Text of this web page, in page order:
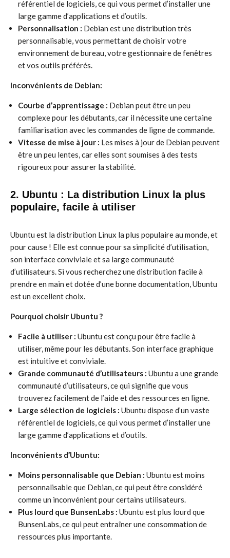
référentiel de logiciels, ce qui vous permet d’installer une
large gamme d’applications et d’outils.
Personnalisation : Debian est une distribution très
personnalisable, vous permettant de choisir votre
environnement de bureau, votre gestionnaire de fenêtres
et vos outils préférés.
Inconvénients de Debian:
Courbe d’apprentissage : Debian peut être un peu
complexe pour les débutants, car il nécessite une certaine
familiarisation avec les commandes de ligne de commande.
Vitesse de mise à jour : Les mises à jour de Debian peuvent
être un peu lentes, car elles sont soumises à des tests
rigoureux pour assurer la stabilité.
2. Ubuntu : La distribution Linux la plus
populaire, facile à utiliser
Ubuntu est la distribution Linux la plus populaire au monde, et
pour cause ! Elle est connue pour sa simplicité d’utilisation,
son interface conviviale et sa large communauté
d’utilisateurs. Si vous recherchez une distribution facile à
prendre en main et dotée d’une bonne documentation, Ubuntu
est un excellent choix.
Pourquoi choisir Ubuntu ?
Facile à utiliser : Ubuntu est conçu pour être facile à
utiliser, même pour les débutants. Son interface graphique
est intuitive et conviviale.
Grande communauté d’utilisateurs : Ubuntu a une grande
communauté d’utilisateurs, ce qui signifie que vous
trouverez facilement de l’aide et des ressources en ligne.
Large sélection de logiciels : Ubuntu dispose d’un vaste
référentiel de logiciels, ce qui vous permet d’installer une
large gamme d’applications et d’outils.
Inconvénients d’Ubuntu:
Moins personnalisable que Debian : Ubuntu est moins
personnalisable que Debian, ce qui peut être considéré
comme un inconvénient pour certains utilisateurs.
Plus lourd que BunsenLabs : Ubuntu est plus lourd que
BunsenLabs, ce qui peut entraîner une consommation de
ressources plus importante.